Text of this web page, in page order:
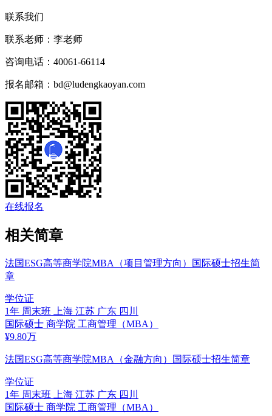
联系我们
联系老师： 李老师
咨询电话： 40061-66114
报名邮箱： bd@ludengkaoyan.com
在线报名
相关简章
法国ESG高等商学院MBA（项目管理方向）国际硕士招生简
章
学位证
1年 周末班
上海 江苏 广东 四川
国际硕士 商学院 工商管理（MBA）
¥9.80万
法国ESG高等商学院MBA（金融方向）国际硕士招生简章
学位证
1年 周末班
上海 江苏 广东 四川
国际硕士 商学院 工商管理（MBA）